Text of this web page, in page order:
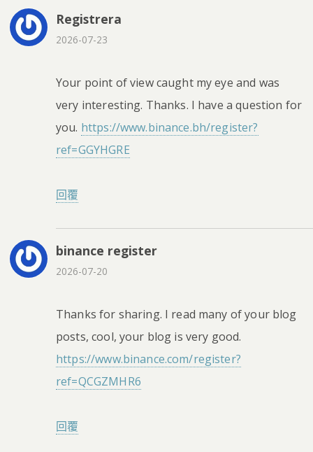
Registrera
2026-07-23
Your point of view caught my eye and was
very interesting. Thanks. I have a question for
you. https://www.binance.bh/register?
ref=GGYHGRE
回覆
binance register
2026-07-20
Thanks for sharing. I read many of your blog
posts, cool, your blog is very good.
https://www.binance.com/register?
ref=QCGZMHR6
回覆